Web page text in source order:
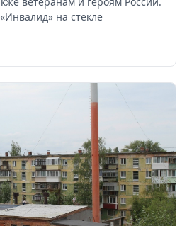
на стекле